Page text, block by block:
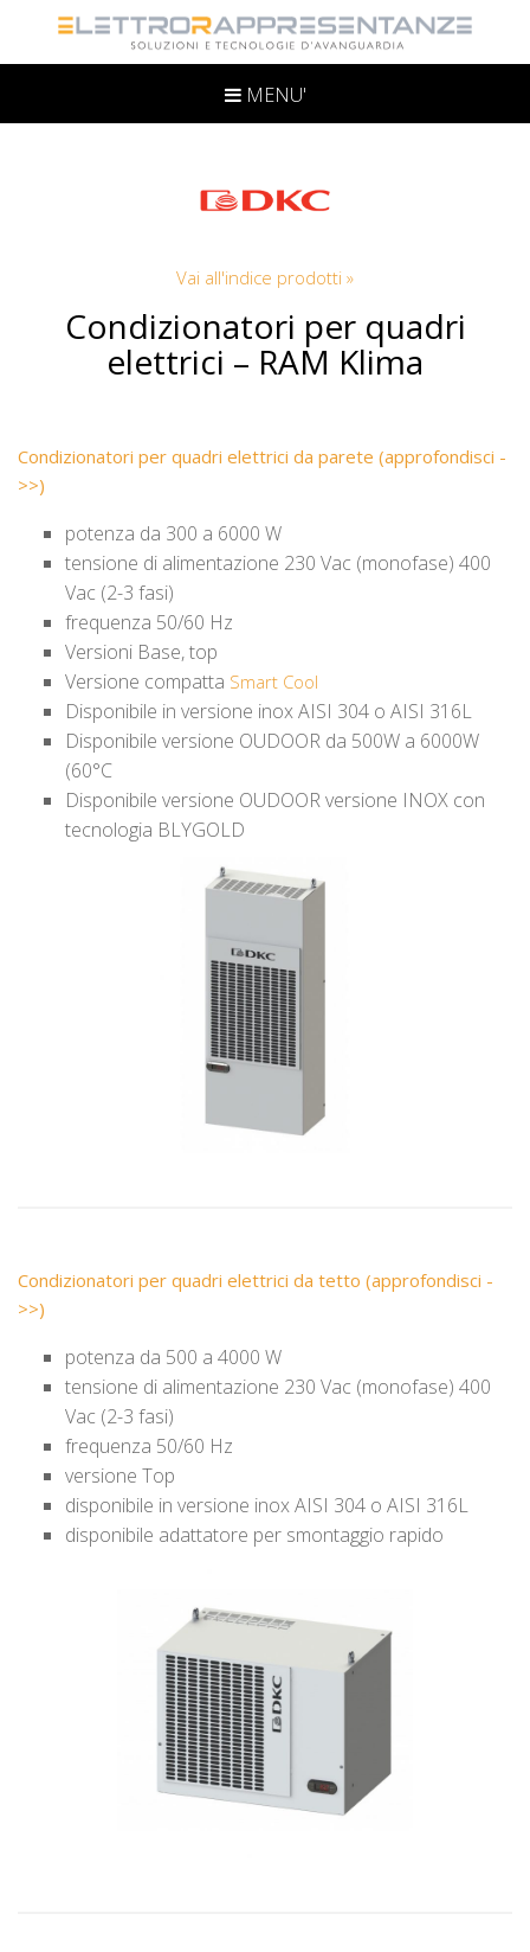
MENU'
Vai all'indice prodotti »
Condizionatori per quadri
elettrici – RAM Klima
Condizionatori per quadri elettrici da parete (approfondisci -
>>)
potenza da 300 a 6000 W
tensione di alimentazione 230 Vac (monofase) 400
Vac (2-3 fasi)
frequenza 50/60 Hz
Versioni Base, top
Versione compatta Smart Cool
Disponibile in versione inox AISI 304 o AISI 316L
Disponibile versione OUDOOR da 500W a 6000W
(60°C
Disponibile versione OUDOOR versione INOX con
tecnologia BLYGOLD
Condizionatori per quadri elettrici da tetto (approfondisci -
>>)
potenza da 500 a 4000 W
tensione di alimentazione 230 Vac (monofase) 400
Vac (2-3 fasi)
frequenza 50/60 Hz
versione Top
disponibile in versione inox AISI 304 o AISI 316L
disponibile adattatore per smontaggio rapido